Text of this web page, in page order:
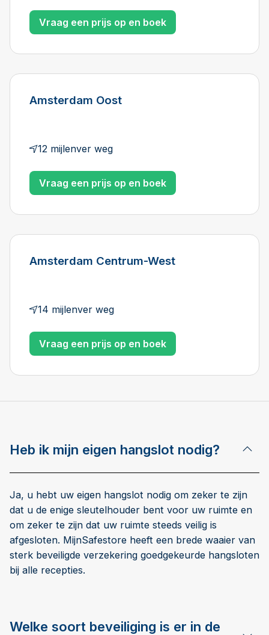
Vraag een prijs op en boek
Amsterdam Oost
12 mijlenver weg
Vraag een prijs op en boek
Amsterdam Centrum-West
14 mijlenver weg
Vraag een prijs op en boek
Heb ik mijn eigen hangslot nodig?
Ja, u hebt uw eigen hangslot nodig om zeker te zijn
dat u de enige sleutelhouder bent voor uw ruimte en
om zeker te zijn dat uw ruimte steeds veilig is
afgesloten. MijnSafestore heeft een brede waaier van
sterk beveiligde verzekering goedgekeurde hangsloten
bij alle recepties.
Welke soort beveiliging is er in de